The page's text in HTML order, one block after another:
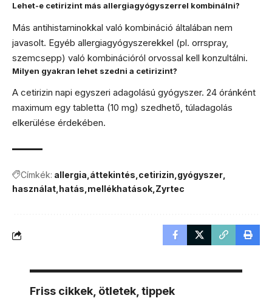
Lehet-e cetirizint más allergiagyógyszerrel kombinálni?
Más antihistaminokkal való kombináció általában nem
javasolt. Egyéb allergiagyógyszerekkel (pl. orrspray,
szemcsepp) való kombinációról orvossal kell konzultálni.
Milyen gyakran lehet szedni a cetirizint?
A cetirizin napi egyszeri adagolású gyógyszer. 24 óránként
maximum egy tabletta (10 mg) szedhető, túladagolás
elkerülése érdekében.
Címkék: allergia áttekintés cetirizin gyógyszer
használat hatás mellékhatások Zyrtec
Friss cikkek, ötletek, tippek